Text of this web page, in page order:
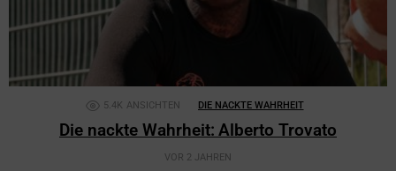
5.4K ANSICHTEN DIE NACKTE WAHRHEIT
Die nackte Wahrheit: Alberto Trovato
VOR 2 JAHREN